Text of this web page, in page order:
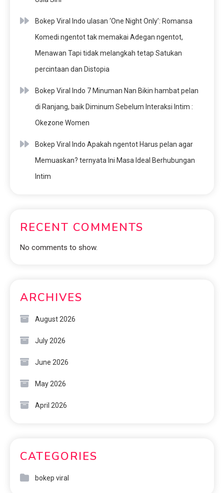
Bokep Viral Indo ulasan ‘One Night Only’: Romansa
Komedi ngentot tak memakai Adegan ngentot,
Menawan Tapi tidak melangkah tetap Satukan
percintaan dan Distopia
Bokep Viral Indo 7 Minuman Nan Bikin hambat pelan
di Ranjang, baik Diminum Sebelum Interaksi Intim :
Okezone Women
Bokep Viral Indo Apakah ngentot Harus pelan agar
Memuaskan? ternyata Ini Masa Ideal Berhubungan
Intim
RECENT COMMENTS
No comments to show.
ARCHIVES
August 2026
July 2026
June 2026
May 2026
April 2026
CATEGORIES
bokep viral